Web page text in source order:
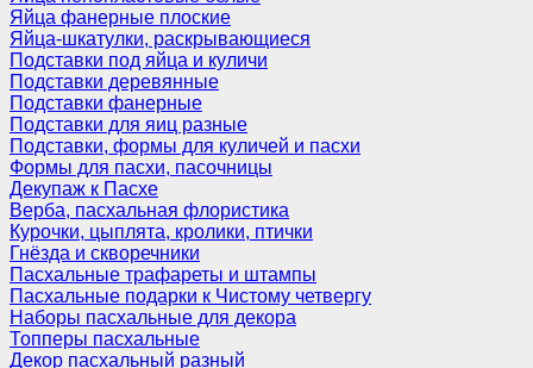
Яйца фанерные плоские
Яйца-шкатулки, раскрывающиеся
Подставки под яйца и куличи
Подставки деревянные
Подставки фанерные
Подставки для яиц разные
Подставки, формы для куличей и пасхи
Формы для пасхи, пасочницы
Декупаж к Пасхе
Верба, пасхальная флористика
Курочки, цыплята, кролики, птички
Гнёзда и скворечники
Пасхальные трафареты и штампы
Пасхальные подарки к Чистому четвергу
Наборы пасхальные для декора
Топперы пасхальные
Декор пасхальный разный